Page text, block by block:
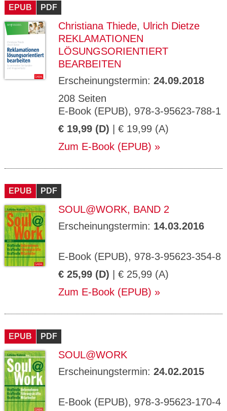
EPUB PDF
Christiana Thiede, Ulrich Dietze
REKLAMATIONEN
LÖSUNGSORIENTIERT
BEARBEITEN
Erscheinungstermin: 24.09.2018
208 Seiten
E-Book (EPUB), 978-3-95623-788-1
€ 19,99 (D) | € 19,99 (A)
Zum E-Book (EPUB)
EPUB PDF
SOUL@WORK, BAND 2
Erscheinungstermin: 14.03.2016
E-Book (EPUB), 978-3-95623-354-8
€ 25,99 (D) | € 25,99 (A)
Zum E-Book (EPUB)
EPUB PDF
SOUL@WORK
Erscheinungstermin: 24.02.2015
E-Book (EPUB), 978-3-95623-170-4